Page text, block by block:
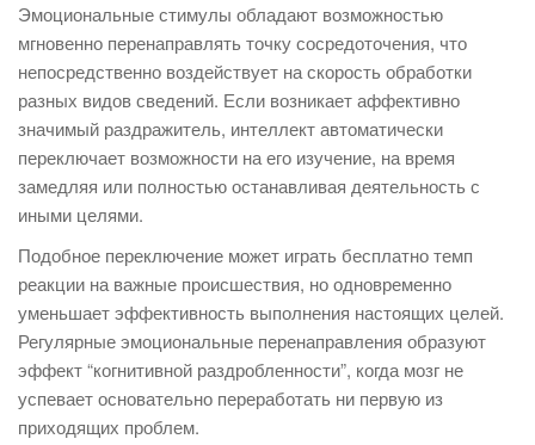
Эмоциональные стимулы обладают возможностью
мгновенно перенаправлять точку сосредоточения, что
непосредственно воздействует на скорость обработки
разных видов сведений. Если возникает аффективно
значимый раздражитель, интеллект автоматически
переключает возможности на его изучение, на время
замедляя или полностью останавливая деятельность с
иными целями.
Подобное переключение может играть бесплатно темп
реакции на важные происшествия, но одновременно
уменьшает эффективность выполнения настоящих целей.
Регулярные эмоциональные перенаправления образуют
эффект “когнитивной раздробленности”, когда мозг не
успевает основательно переработать ни первую из
приходящих проблем.